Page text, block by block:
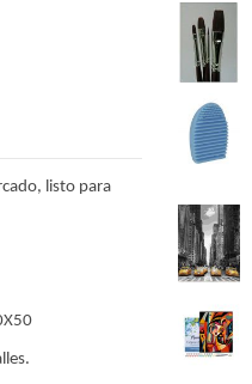
listo para
PINTAR POR
CON...
€